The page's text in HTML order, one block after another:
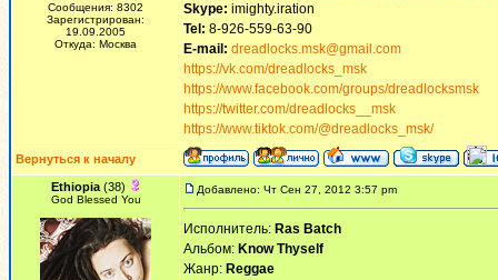
Сообщения: 8302
Зарегистрирован:
19.09.2005
Откуда: Москва
Skype: imighty.iration
Tel: 8-926-559-63-90
E-mail: dreadlocks.msk@gmail.com
https://vk.com/dreadlocks_msk
https://www.facebook.com/groups/dreadlocksmsk
https://twitter.com/dreadlocks__msk
https://www.tiktok.com/@dreadlocks_msk/
Вернуться к началу
Ethiopia(38)
God Blessed You
Добавлено: Чт Сен 27, 2012 3:57 pm
Исполнитель: Ras Batch
Альбом: Know Thyself
Жанр: Reggae